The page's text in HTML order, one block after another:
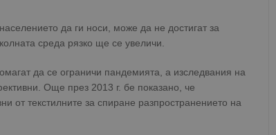
да ги носи, може да не достигат за
среда рязко ще се увеличи.
да се ограничи пандемията, а изследвания на
Още през 2013 г. бе показано, че
от текстилните за спиране разпространението на